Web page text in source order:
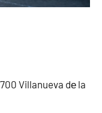
Villanueva dе la